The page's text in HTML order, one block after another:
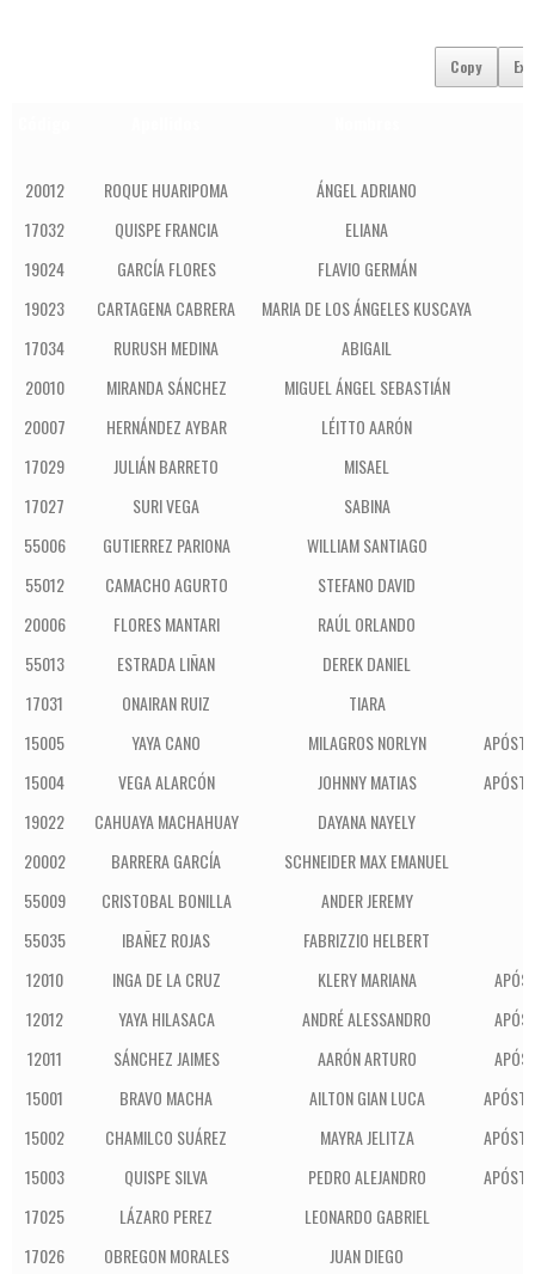
Copy
20012 ROQUE HUARIPOMA ÁNGEL ADRIANO
17032
QUISPE FRANCIA
ELIANA
19024
GARCÍA FLORES FLAVIO GERMÁN
19023
CARTAGENA CABRERA MARIA DE LOS ÁNGELES KUSCAYA
17034
RURUSH MEDINA
ABIGAIL
20010
MIRANDA SÁNCHEZ MIGUEL ÁNGEL SEBASTIÁN
20007
HERNÁNDEZ AYBAR LÉITTO AARÓN
17029
JULIÁN BARRETO
MISAEL
17027
SURI VEGA
SABINA
55006
GUTIERREZ PARIONA
WILLIAM SANTIAGO
55012
CAMACHO AGURTO
STEFANO DAVID
20006
FLORES MANTARI RAÚL ORLANDO
55013
ESTRADA LIÑAN
DEREK DANIEL
17031
ONAIRAN RUIZ
TIARA
15005
YAYA CANO MILAGROS NORLYN
15004
VEGA ALARCÓN JOHNNY MATIAS
19022
CAHUAYA MACHAHUAY DAYANA NAYELY
20002
BARRERA GARCÍA SCHNEIDER MAX EMANUEL
55009
CRISTOBAL BONILLA
ANDER JEREMY
55035
IBAÑEZ ROJAS
FABRIZZIO HELBERT
12010
INGA DE LA CRUZ KLERY MARIANA
12012
YAYA HILASACA ANDRÉ ALESSANDRO
12011
SÁNCHEZ JAIMES AARÓN ARTURO
15001
BRAVO MACHA AILTON GIAN LUCA
15002
CHAMILCO SUÁREZ MAYRA JELITZA
15003
QUISPE SILVA PEDRO ALEJANDRO
17025
LÁZARO PEREZ
LEONARDO GABRIEL
17026
OBREGON MORALES JUAN DIEGO